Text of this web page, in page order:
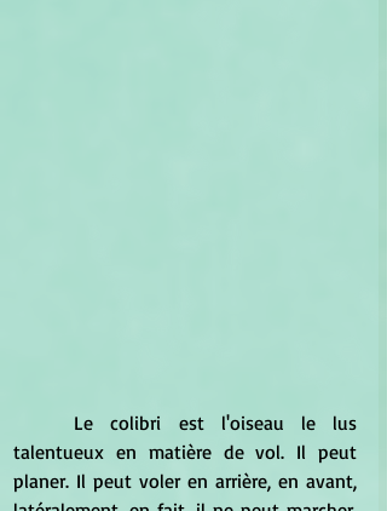
talentueux en matière de vol. Il peut
planer. Il peut voler en arrière, en avant,